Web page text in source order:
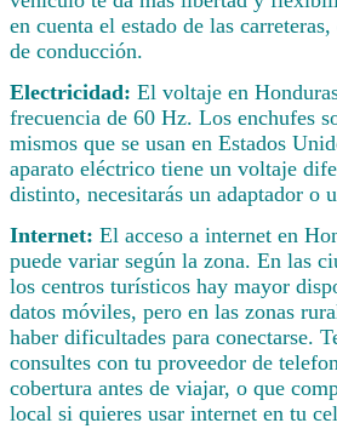
en cuenta el estado de las
de conducción.
Electricidad: El voltaje en
frecuencia de 60 Hz. Los enchufes
mismos que se usan en Estados
aparato eléctrico tiene un voltaje
distinto, necesitarás un adaptador o
Internet: El acceso a internet en
puede variar según la zona. En las
los centros turísticos hay mayor
datos móviles, pero en las zonas
haber dificultades para conectarse.
consultes con tu proveedor de
cobertura antes de viajar, o que
local si quieres usar internet en tu